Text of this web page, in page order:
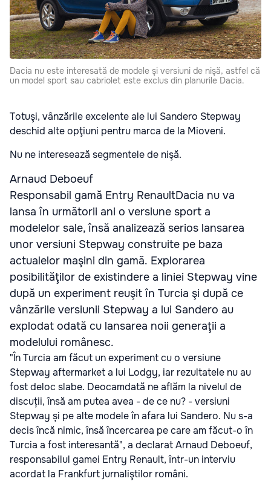
Dacia nu este interesată de modele şi versiuni de nişă, astfel că
un model sport sau cabriolet este exclus din planurile Dacia.
Totuşi, vânzările excelente ale lui Sandero Stepway
deschid alte opţiuni pentru marca de la Mioveni.
Nu ne interesează segmentele de nişă.
Arnaud Deboeuf
Responsabil gamă Entry RenaultDacia nu va
lansa în următorii ani o versiune sport a
modelelor sale, însă analizează serios lansarea
unor versiuni Stepway construite pe baza
actualelor maşini din gamă. Explorarea
posibilităţilor de existindere a liniei Stepway vine
după un experiment reuşit în Turcia şi după ce
vânzările versiunii Stepway a lui Sandero au
explodat odată cu lansarea noii generaţii a
modelului românesc.
"În Turcia am făcut un experiment cu o versiune
Stepway aftermarket a lui Lodgy, iar rezultatele nu au
fost deloc slabe. Deocamdată ne aflăm la nivelul de
discuții, însă am putea avea - de ce nu? - versiuni
Stepway și pe alte modele în afara lui Sandero. Nu s-a
decis încă nimic, însă încercarea pe care am făcut-o în
Turcia a fost interesantă", a declarat Arnaud Deboeuf,
responsabilul gamei Entry Renault, într-un interviu
acordat la Frankfurt jurnaliştilor români.